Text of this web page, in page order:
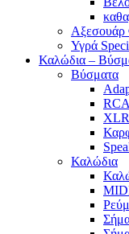
Αξεσουάρ
Υγρά
Καλώδια –
Βύσματα
RCA
Καλώδια